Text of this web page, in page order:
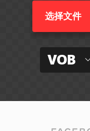
选择文件
VOB